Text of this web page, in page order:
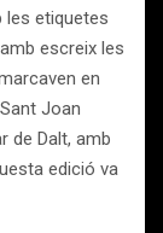
les etiquetes
escreix les
en
Joan
de Dalt, amb
edició va